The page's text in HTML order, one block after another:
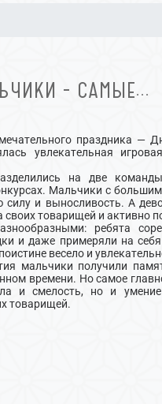
- САМЫЕ...
праздника —
увлекательная
на две
Мальчики с
силу и выносливость. А
своих товарищей и активно
ребята
и даже примеряли на
весело и
мальчики получили
времени. Но самое
и смелость, но и
товарищей.